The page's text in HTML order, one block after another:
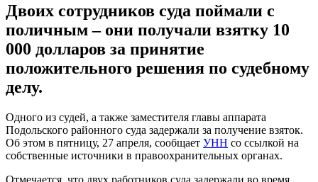
Двоих сотрудников суда поймали с
поличным – они получали взятку 10
000 долларов за принятие
положительного решения по судебному
делу.
Одного из судей, а также заместителя главы аппарата
Подольского районного суда задержали за получение взяток.
Об этом в пятницу, 27 апреля, сообщает УНН со ссылкой на
собственные источники в правоохранительных органах.
Отмечается, что двух работников суда задержали во время